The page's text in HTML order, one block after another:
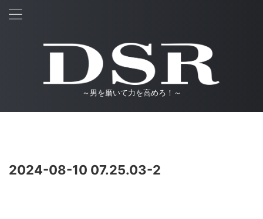
～男を磨いて力を高めろ！～
2024-08-10 07.25.03-2